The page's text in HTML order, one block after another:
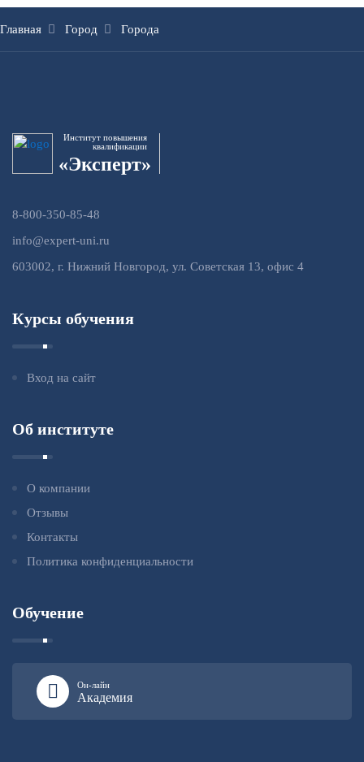
Главная Город Города
Институт повышения
квалификации
«Эксперт»
8-800-350-85-48
info@expert-uni.ru
603002, г. Нижний Новгород, ул. Советская 13, офис 4
Курсы обучения
Вход на сайт
Об институте
О компании
Отзывы
Контакты
Политика конфиденциальности
Обучение
Он-лайн
Академия